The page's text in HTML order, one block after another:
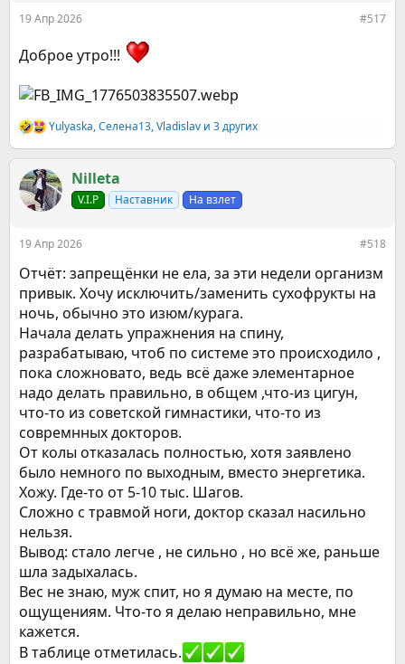
19 Апр 2026 #517
Доброе утро!!!
Р
е
к
ц
и
Yulyaska,Селена13,Vladislav и 3 других
Nilleta
V.I.P Наставник На взлет
19 Апр 2026 #518
Отчёт: запрещёнки не ела, за эти недели организм
привык. Хочу исключить/заменить сухофрукты на
ночь, обычно это изюм/курага.
Начала делать упражнения на спину,
разрабатываю, чтоб по системе это происходило ,
пока сложновато, ведь всё даже элементарное
надо делать правильно, в общем ,что-из цигун,
что-то из советской гимнастики, что-то из
совремнных докторов.
От колы отказалась полностью, хотя заявлено
было немного по выходным, вместо энергетика.
Хожу. Где-то от 5-10 тыс. Шагов.
Сложно с травмой ноги, доктор сказал насильно
нельзя.
Вывод: стало легче , не сильно , но всё же, раньше
шла задыхалась.
Вес не знаю, муж спит, но я думаю на месте, по
ощущениям. Что-то я делаю неправильно, мне
кажется.
В таблице отметилась.